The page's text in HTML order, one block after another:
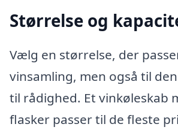
Størrelse og
Vælg en størrelse, der
vinsamling, men også til
til rådighed. Et vinkøleskab
flasker passer til de fleste